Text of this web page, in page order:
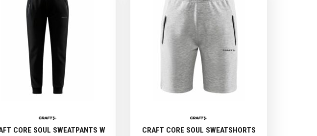
CORE SOUL SWEATPANTS W
CRAFT CORE SOUL SWEATSHORTS